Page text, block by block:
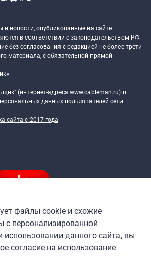
и новости, опубликованные на сайте
в соответствии с законодательством РФ.
без согласования с редакцией не более трети
материала, с обязательной прямой
(интернет-адреса www.cableman.ru) в
данных пользователей сети
сайта c 2017 года
файлы cookie и схожие
с персонализированной
данного сайта, вы
согласие на использование